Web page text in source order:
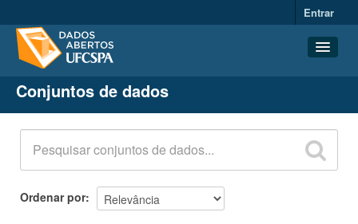
Entrar
Conjuntos de dados
Organizações
Grupos
Sobre
Conjuntos de dados
Ordenar por